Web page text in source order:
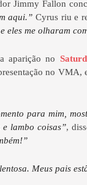
Jimmy Fallon
aqui.” Cyrus riu e
eles me olharam
aparição no
no VMA,
para mim,
lambo coisas”,
Meus pais